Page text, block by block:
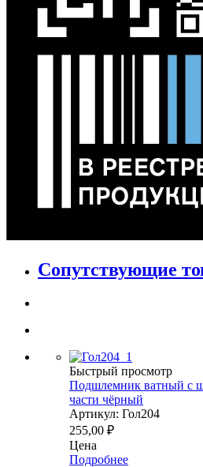
Сопутствующие
Быстрый просмотр
Подшлемник ватный с
части чёрный
Артикул: Гол204
255,00 ₽
Цена
Подробнее